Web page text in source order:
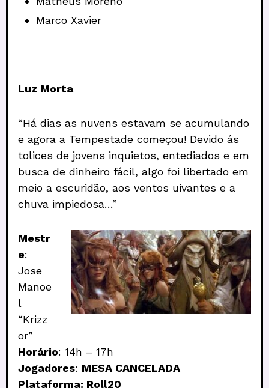
Marco Xavier
Luz Morta
“Há dias as nuvens estavam se acumulando
e agora a Tempestade começou! Devido ás
tolices de jovens inquietos, entediados e em
busca de dinheiro fácil, algo foi libertado em
meio a escuridão, aos ventos uivantes e a
chuva impiedosa…”
Mestr
e:
Jose
Manoe
l
“Krizz
or”
Horário: 14h – 17h
Jogadores: MESA CANCELADA
Plataforma: Roll20